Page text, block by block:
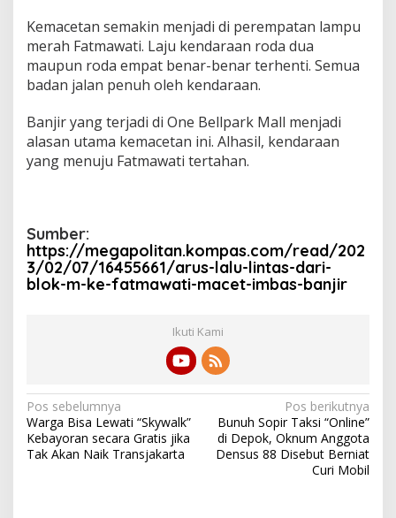
Kemacetan semakin menjadi di perempatan lampu
merah Fatmawati. Laju kendaraan roda dua
maupun roda empat benar-benar terhenti. Semua
badan jalan penuh oleh kendaraan.
Banjir yang terjadi di One Bellpark Mall menjadi
alasan utama kemacetan ini. Alhasil, kendaraan
yang menuju Fatmawati tertahan.
Sumber:
https://megapolitan.kompas.com/read/202
3/02/07/16455661/arus-lalu-lintas-dari-
blok-m-ke-fatmawati-macet-imbas-banjir
Ikuti Kami
N
a
v
Pos sebelumnya
Warga Bisa Lewati “Skywalk”
Kebayoran secara Gratis jika
Tak Akan Naik Transjakarta
Pos berikutnya
Bunuh Sopir Taksi “Online”
di Depok, Oknum Anggota
Densus 88 Disebut Berniat
Curi Mobil